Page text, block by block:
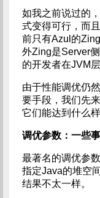
如我之前说过的
式变得可行，而
前只有Azul的
外Zing是Server
的开发者在JVM
由于性能调优仍
要手段，我们先
它们能达到什么样
调优参数：一些
最著名的调优参
指定Java的堆空
结果不太一样。